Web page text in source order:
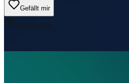
Gefällt mir
0Aufrufe